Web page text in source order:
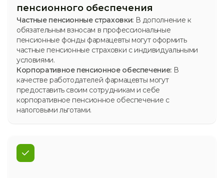
пенсионного обеспечения
Частные пенсионные страховки:В дополнение к
обязательным взносам в профессиональные
пенсионные фонды фармацевты могут оформить
частные пенсионные страховки с индивидуальными
условиями.
Корпоративное пенсионное обеспечение: В
качестве работодателей фармацевты могут
предоставить своим сотрудникам и себе
корпоративное пенсионное обеспечение с
налоговыми льготами.